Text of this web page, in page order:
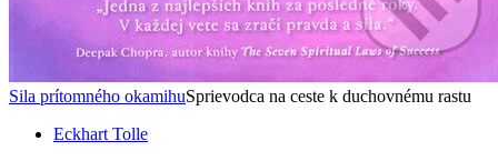
Sila prítomného okamihuSprievodca na ceste k duchovnému rastu
Eckhart Tolle